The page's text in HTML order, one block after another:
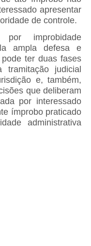
apresentar
de controle.
improbidade
ampla defesa e
ter duas fases
judicial
e, também,
que deliberam
por interessado
ímprobo praticado
administrativa